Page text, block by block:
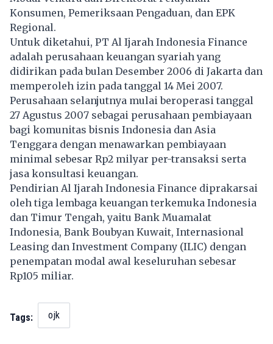
Konsumen, Pemeriksaan Pengaduan, dan EPK
Regional.
Untuk diketahui, PT Al Ijarah Indonesia Finance
adalah perusahaan keuangan syariah yang
didirikan pada bulan Desember 2006 di Jakarta dan
memperoleh izin pada tanggal 14 Mei 2007.
Perusahaan selanjutnya mulai beroperasi tanggal
27 Agustus 2007 sebagai perusahaan pembiayaan
bagi komunitas bisnis Indonesia dan Asia
Tenggara dengan menawarkan pembiayaan
minimal sebesar Rp2 milyar per-transaksi serta
jasa konsultasi keuangan.
Pendirian Al Ijarah Indonesia Finance diprakarsai
oleh tiga lembaga keuangan terkemuka Indonesia
dan Timur Tengah, yaitu Bank Muamalat
Indonesia, Bank Boubyan Kuwait, Internasional
Leasing dan Investment Company (ILIC) dengan
penempatan modal awal keseluruhan sebesar
Rp105 miliar.
Tags: ojk